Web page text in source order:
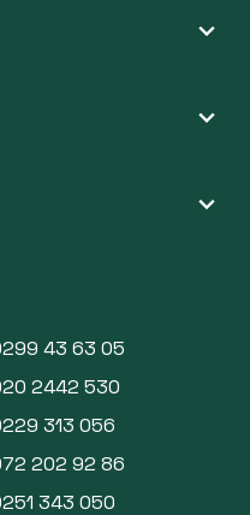
43 63 05
2442 530
313 056
202 92 86
343 050